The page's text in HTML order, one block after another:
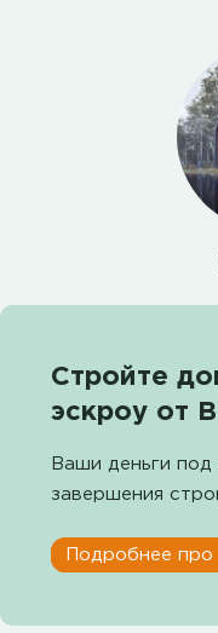
Стройте
эскроу от
Ваши деньги
завершения
Подробнее про